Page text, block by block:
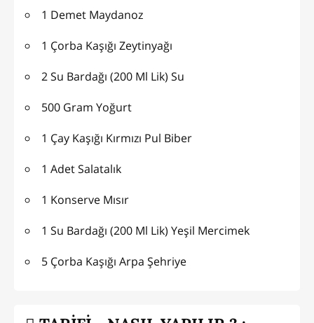
1 Demet Maydanoz
1 Çorba Kaşığı Zeytinyağı
2 Su Bardağı (200 Ml Lik) Su
500 Gram Yoğurt
1 Çay Kaşığı Kırmızı Pul Biber
1 Adet Salatalık
1 Konserve Mısır
1 Su Bardağı (200 Ml Lik) Yeşil Mercimek
5 Çorba Kaşığı Arpa Şehriye